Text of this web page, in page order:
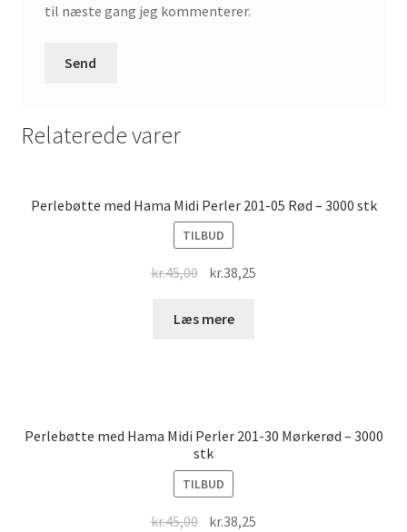
til næste gang jeg kommenterer.
Relaterede varer
Perlebøtte med Hama Midi Perler 201-05 Rød – 3000 stk
TILBUD
kr.45,00 Original
was:
kr.38,25
Læs mere
Perlebøtte med Hama Midi Perler 201-30 Mørkerød – 3000
stk
TILBUD
kr.45,00 Original
kr.38,25